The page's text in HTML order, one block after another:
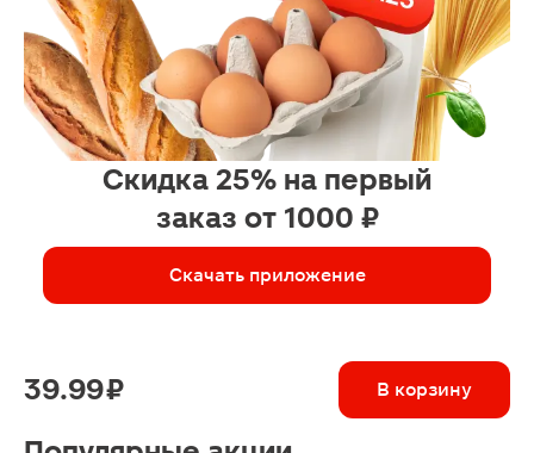
Скидка 25% на первый
заказ от 1000 ₽
Скачать приложение
39.99 ₽ В корзину